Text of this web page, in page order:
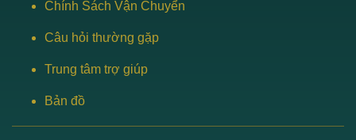
Chính Sách Vận Chuyển
Câu hỏi thường gặp
Trung tâm trợ giúp
Bản đồ